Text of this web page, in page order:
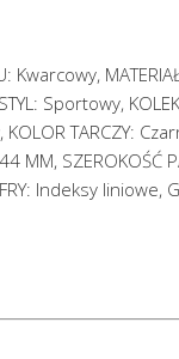
Kwarcowy,
Sportowy,
TARCZY:
MM, SZEROKOŚĆ
Indeksy liniowe,